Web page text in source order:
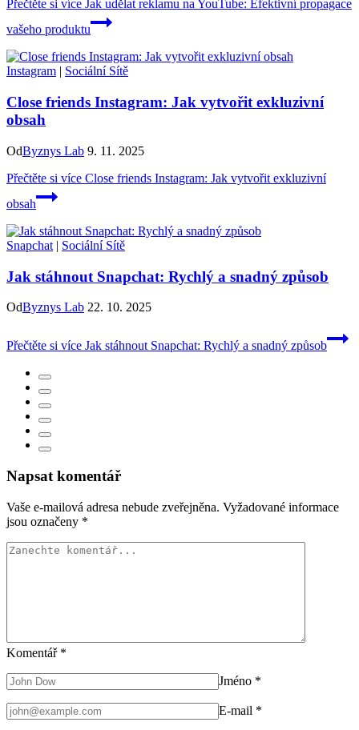
Přečtěte si více Jak udělat reklamu na YouTube: Efektivní propagace
vašeho produktu
Instagram | Sociální Sítě
Close friends Instagram: Jak vytvořit exkluzivní
obsah
OdByznys Lab 9. 11. 2025
Přečtěte si více Close friends Instagram: Jak vytvořit exkluzivní
obsah
Snapchat | Sociální Sítě
Jak stáhnout Snapchat: Rychlý a snadný způsob
OdByznys Lab 22. 10. 2025
Přečtěte si více Jak stáhnout Snapchat: Rychlý a snadný způsob
Napsat komentář
Vaše e-mailová adresa nebude zveřejněna. Vyžadované informace
jsou označeny *
Komentář *
Jméno *
E-mail *